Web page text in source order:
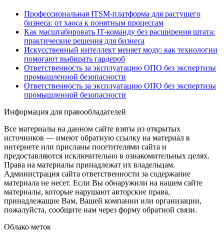
Профессиональная ITSM-платформа для растущего
бизнеса: от хаоса к понятным процессам
Как масштабировать IT-команду без расширения штата:
практические решения для бизнеса
Искусственный интеллект меняет моду: как технологии
помогают выбирать гардероб
Ответственность за эксплуатацию ОПО без экспертизы
промышленной безопасности
Ответственность за эксплуатацию ОПО без экспертизы
промышленной безопасности
Информация для правообладателей
Все материалы на данном сайте взяты из открытых
источников — имеют обратную ссылку на материал в
интернете или присланы посетителями сайта и
предоставляются исключительно в ознакомительных целях.
Права на материалы принадлежат их владельцам.
Администрация сайта ответственности за содержание
материала не несет. Если Вы обнаружили на нашем сайте
материалы, которые нарушают авторские права,
принадлежащие Вам, Вашей компании или организации,
пожалуйста, сообщите нам через форму обратной связи.
Облако меток